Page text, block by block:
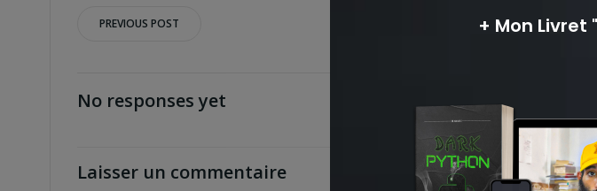
Post
PREVIOUS POST
No responses yet
Laisser un commentaire